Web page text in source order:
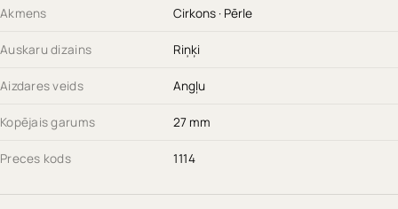
Akmens Cirkons · Pērle
Auskaru dizains Riņķi
Aizdares veids Angļu
Kopējais garums 27 mm
Preces kods 1114